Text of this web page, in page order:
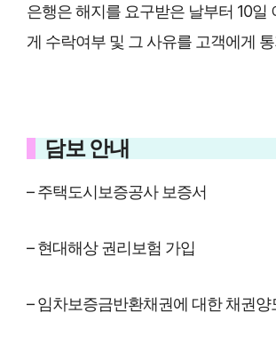
은행은 해지를 요구받은 날부터 10일
게 수락여부 및 그 사유를 고객에게
담보 안내
– 주택도시보증공사 보증서
– 현대해상 권리보험 가입
– 임차보증금반환채권에 대한 채권양